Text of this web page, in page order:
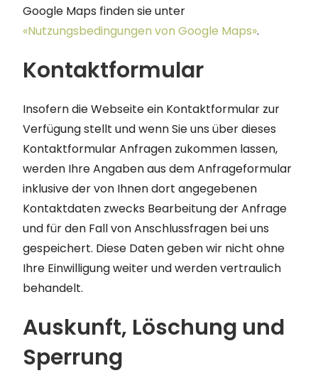
Google Maps finden sie unter
«Nutzungsbedingungen von Google Maps».
Kontaktformular
Insofern die Webseite ein Kontaktformular zur
Verfügung stellt und wenn Sie uns über dieses
Kontaktformular Anfragen zukommen lassen,
werden Ihre Angaben aus dem Anfrageformular
inklusive der von Ihnen dort angegebenen
Kontaktdaten zwecks Bearbeitung der Anfrage
und für den Fall von Anschlussfragen bei uns
gespeichert. Diese Daten geben wir nicht ohne
Ihre Einwilligung weiter und werden vertraulich
behandelt.
Auskunft, Löschung und
Sperrung